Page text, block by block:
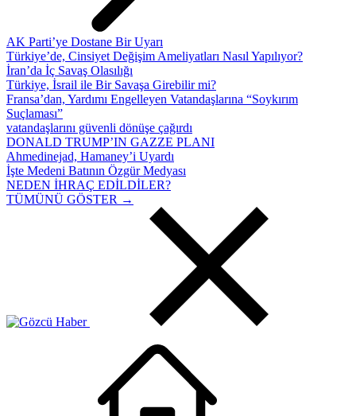
AK Parti’ye Dostane Bir Uyarı
Türkiye’de, Cinsiyet Değişim Ameliyatları Nasıl Yapılıyor?
İran’da İç Savaş Olasılığı
Türkiye, İsrail ile Bir Savaşa Girebilir mi?
Fransa’dan, Yardımı Engelleyen Vatandaşlarına “Soykırım
Suçlaması”
vatandaşlarını güvenli dönüşe çağırdı
DONALD TRUMP’IN GAZZE PLANI
Ahmedinejad, Hamaney’i Uyardı
İşte Medeni Batının Özgür Medyası
NEDEN İHRAÇ EDİLDİLER?
TÜMÜNÜ GÖSTER →